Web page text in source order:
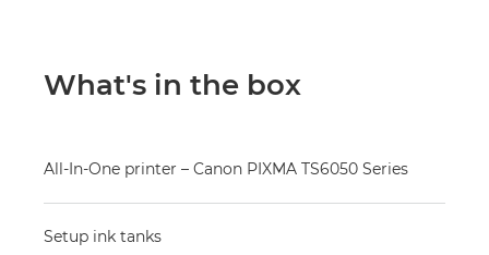
What's in the box
All-In-One printer – Canon PIXMA TS6050 Series
Setup ink tanks